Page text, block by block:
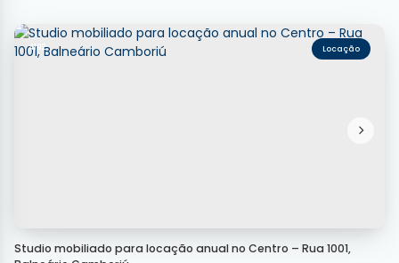
4192
Studio mobiliado para locação anual no Centro – Rua 1001,